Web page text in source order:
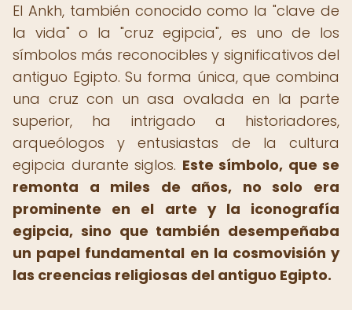
El Ankh, también conocido como la "clave de
la vida" o la "cruz egipcia", es uno de los
símbolos más reconocibles y significativos del
antiguo Egipto. Su forma única, que combina
una cruz con un asa ovalada en la parte
superior, ha intrigado a historiadores,
arqueólogos y entusiastas de la cultura
egipcia durante siglos. Este símbolo, que se
remonta a miles de años, no solo era
prominente en el arte y la iconografía
egipcia, sino que también desempeñaba
un papel fundamental en la cosmovisión y
las creencias religiosas del antiguo Egipto.